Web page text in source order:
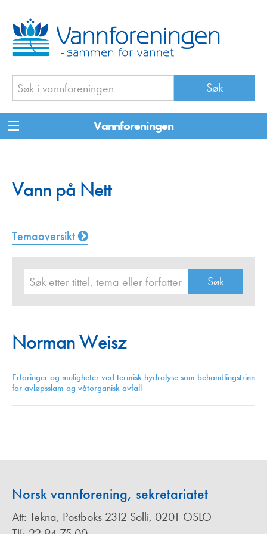
Vannforeningen
Vann på Nett
Temaoversikt
Norman Weisz
Erfaringer og muligheter ved termisk hydrolyse som behandlingstrinn
for avløpsslam og våtorganisk avfall
Norsk vannforening, sekretariatet
Att: Tekna, Postboks 2312 Solli, 0201 OSLO